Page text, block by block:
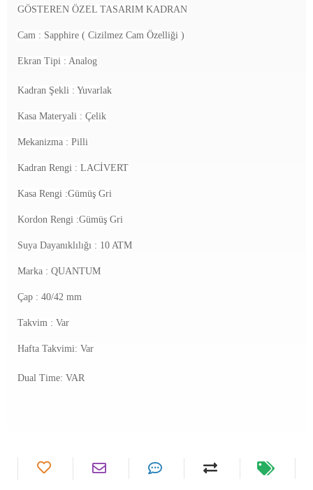
GÖSTEREN ÖZEL TASARIM KADRAN
Cam : Sapphire ( Cizilmez Cam Özelliği )
Ekran Tipi : Analog
Kadran Şekli : Yuvarlak
Kasa Materyali : Çelik
Mekanizma : Pilli
Kadran Rengi : LACİVERT
Kasa Rengi :Gümüş Gri
Kordon Rengi :Gümüş Gri
Suya Dayanıklılığı : 10 ATM
Marka : QUANTUM
Çap : 40/42 mm
Takvim : Var
Hafta Takvimi: Var
Dual Time: VAR